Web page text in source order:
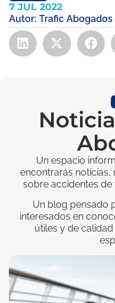
7 JUL 2022
Autor: Trafic Abogados
Un espacio
encontrarás
sobre accidentes
Un blog pensado
interesados en
útiles y de